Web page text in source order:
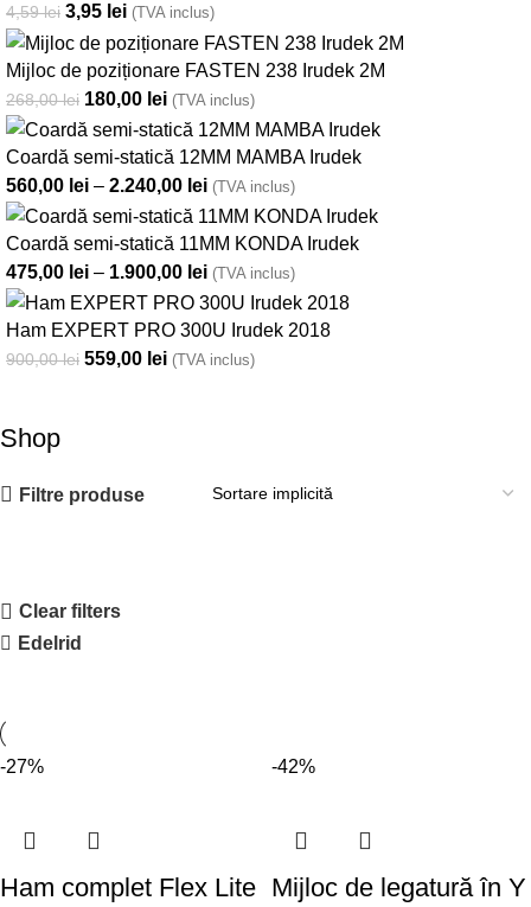
4,59lei 3,95 lei (TVA inclus)
Mijloc de poziționare FASTEN 238 Irudek 2M
268,00lei 180,00 lei (TVA inclus)
Coardă semi-statică 12MM MAMBA Irudek
560,00 lei – 2.240,00 lei (TVA inclus)
Coardă semi-statică 11MM KONDA Irudek
475,00 lei – 1.900,00 lei (TVA inclus)
Ham EXPERT PRO 300U Irudek 2018
900,00lei 559,00 lei (TVA inclus)
Shop
Filtre produse
Clear filters
Edelrid
-27%
Ham complet Flex Lite
-42%
Mijloc de legatură în Y